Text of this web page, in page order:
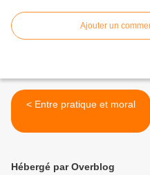
Ajouter un
< Entre pratique et moral
Hébergé par Overblog